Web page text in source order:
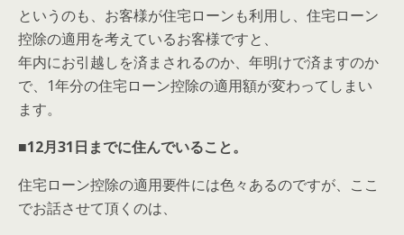
というのも、お客様が住宅ローンも利用し、住宅ローン
控除の適用を考えているお客様ですと、
年内にお引越しを済まされるのか、年明けで済ますのか
で、1年分の住宅ローン控除の適用額が変わってしまい
ます。
■12月31日までに住んでいること。
住宅ローン控除の適用要件には色々あるのですが、ここ
でお話させて頂くのは、